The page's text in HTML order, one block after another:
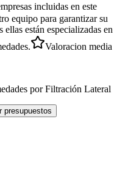
incluidas en este
equipo para garantizar su
están especializadas en
Valoracion media
por Filtración Lateral
presupuestos